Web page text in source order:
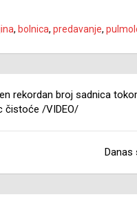
, bolnica, predavanje,
rekordan broj sadnica
čistoće /VIDEO/
Danas